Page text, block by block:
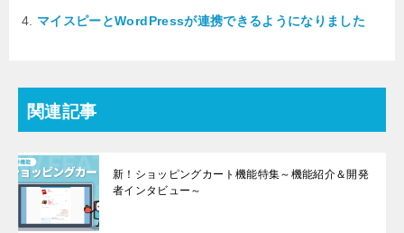
マイスピーとWordPressが連携できるようになりました
関連記事
新！ショッピングカート機能特集～機能紹介＆開発
者インタビュー～